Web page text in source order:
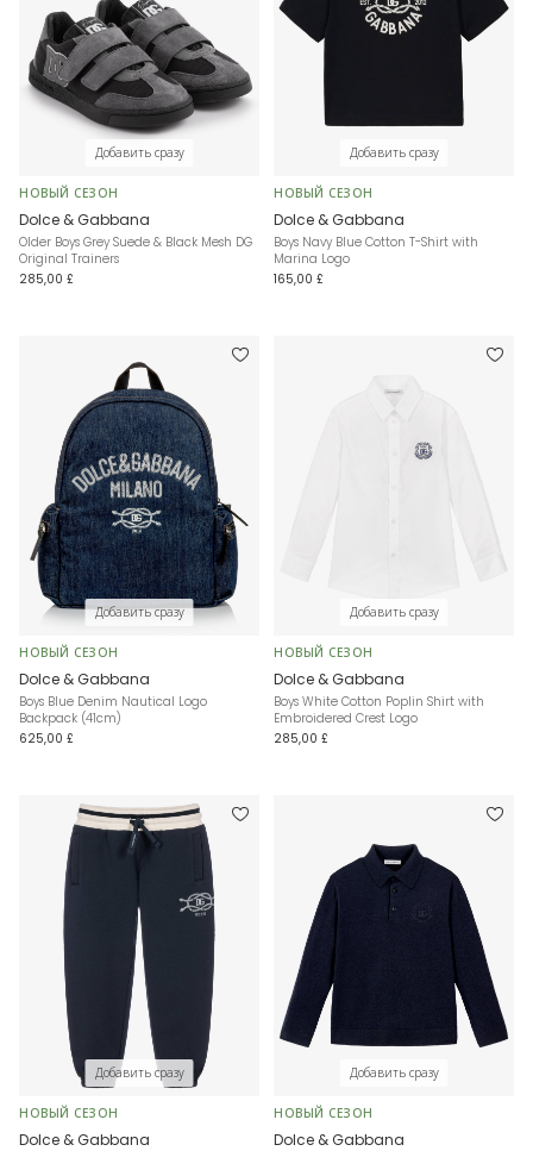
Добавить сразу
НОВЫЙ СЕЗОН
Dolce & Gabbana
Older Boys Grey Suede & Black Mesh DG
Original Trainers
285,00 £
Добавить сразу
НОВЫЙ СЕЗОН
Dolce & Gabbana
Boys Navy Blue Cotton T-Shirt with
Marina Logo
165,00 £
Добавить сразу
НОВЫЙ СЕЗОН
Dolce & Gabbana
Boys Blue Denim Nautical Logo
Backpack (41cm)
625,00 £
Добавить сразу
НОВЫЙ СЕЗОН
Dolce & Gabbana
Boys White Cotton Poplin Shirt with
Embroidered Crest Logo
285,00 £
Добавить сразу
НОВЫЙ СЕЗОН
Dolce & Gabbana
Добавить сразу
НОВЫЙ СЕЗОН
Dolce & Gabbana